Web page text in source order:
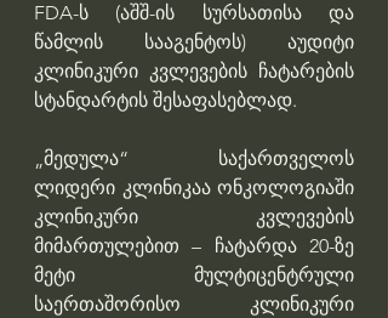
FDA-ს (აშშ-ის სურსათისა და
წამლის სააგენტოს) აუდიტი
კლინიკური კვლევების ჩატარების
სტანდარტის შესაფასებლად.
„მედულა“ საქართველოს
ლიდერი კლინიკაა ონკოლოგიაში
კლინიკური კვლევების
მიმართულებით – ჩატარდა 20-ზე
მეტი მულტიცენტრული
საერთაშორისო კლინიკური